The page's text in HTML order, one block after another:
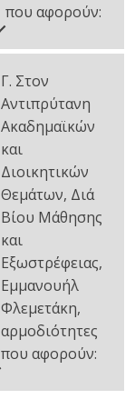
που αφορούν:
Γ. Στον
Αντιπρύτανη
Ακαδημαϊκών
και
Διοικητικών
Θεμάτων, Διά
Βίου Μάθησης
και
Εξωστρέφειας,
Εμμανουήλ
Φλεμετάκη,
αρμοδιότητες
που αφορούν: